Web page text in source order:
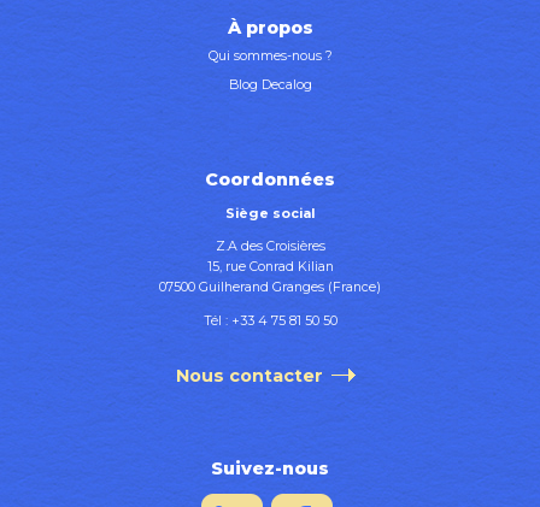
À propos
Qui sommes-nous ?
Blog Decalog
Coordonnées
Siège social
Z.A des Croisières
15, rue Conrad Kilian
07500 Guilherand Granges (France)
Tél : +33 4 75 81 50 50
Nous contacter
Suivez-nous